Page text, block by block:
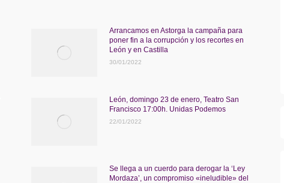
Arrancamos en Astorga la campaña para
poner fin a la corrupción y los recortes en
León y en Castilla
30/01/2022
León, domingo 23 de enero, Teatro San
Francisco 17:00h. Unidas Podemos
22/01/2022
Se llega a un cuerdo para derogar la ‘Ley
Mordaza’, un compromiso «ineludible» del